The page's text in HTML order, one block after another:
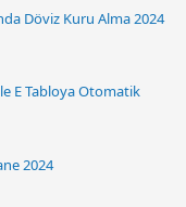
Döviz Kuru Alma 2024
E Tabloya Otomatik
2024